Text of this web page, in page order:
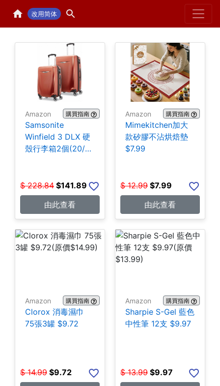
改用简体 Home
Amazon 購買指南
Samsonite
Winfield 3 DLX 硬
殼行李箱2個(20/25
$ 228.84 $141.89
由此查看
Amazon 購買指南
Mimekitchen加大
款矽膠不沾烘焙墊
$7.99
$ 12.99 $7.99
由此查看
Amazon 購買指南
Clorox 消毒濕巾
75張3罐 $9.72
$ 14.99 $9.72
Amazon 購買指南
Sharpie S-Gel 藍色
中性筆 12支 $9.97
$ 13.99 $9.97